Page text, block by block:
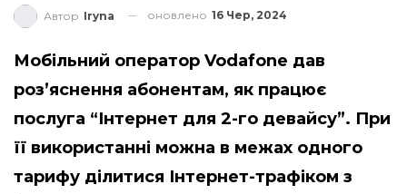
Автор Iryna оновлено 16 Чер, 2024
Мобільний оператор Vodafone дав
роз’яснення абонентам, як працює
послуга “Інтернет для 2-го девайсу”. При
її використанні можна в межах одного
тарифу ділитися Інтернет-трафіком з